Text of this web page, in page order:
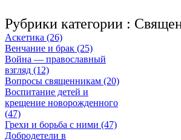
Рубрики категории :
Аскетика (26)
Венчание и брак (25)
Война — православный
взгляд (12)
Вопросы священникам (20)
Воспитание детей и
крещение новорожденного
(47)
Грехи и борьба с ними (47)
Добродетели в